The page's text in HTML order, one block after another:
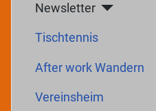
Newsletter
Tischtennis
After work Wandern
Vereinsheim